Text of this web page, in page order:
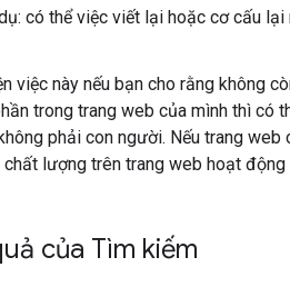
có thể việc viết lại hoặc cơ cấu
việc này nếu bạn cho rằng không
trong trang web của mình thì có
phải con người. Nếu trang web
lượng trên trang web hoạt động
của Tìm kiếm